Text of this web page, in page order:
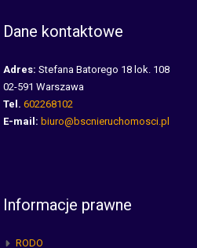
Dane kontaktowe
Adres: Stefana Batorego 18 lok. 108
02-591 Warszawa
Tel. 602268102
E-mail: biuro@bscnieruchomosci.pl
Informacje prawne
RODO